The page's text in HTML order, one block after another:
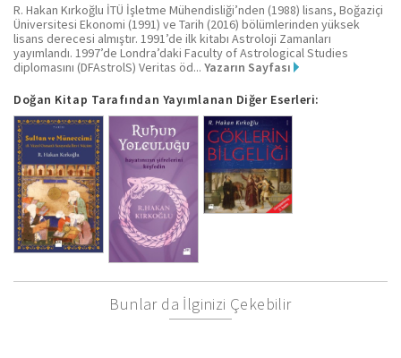
R. Hakan Kırkoğlu İTÜ İşletme Mühendisliği’nden (1988) lisans, Boğaziçi
Üniversitesi Ekonomi (1991) ve Tarih (2016) bölümlerinden yüksek
lisans derecesi almıştır. 1991’de ilk kitabı Astroloji Zamanları
yayımlandı. 1997’de Londra’daki Faculty of Astrological Studies
diplomasını (DFAstrolS) Veritas öd... Yazarın Sayfası
Doğan Kitap Tarafından Yayımlanan Diğer Eserleri:
Bunlar da İlginizi Çekebilir